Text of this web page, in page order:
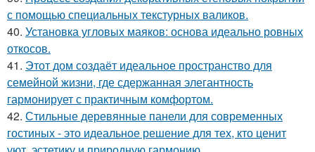
с помощью специальных текстурных валиков.
40. Установка угловых маяков: основа идеально ровных
откосов.
41. Этот дом создаёт идеальное пространство для
семейной жизни, где сдержанная элегантность
гармонирует с практичным комфортом.
42. Стильные деревянные панели для современных
гостиных - это идеальное решение для тех, кто ценит